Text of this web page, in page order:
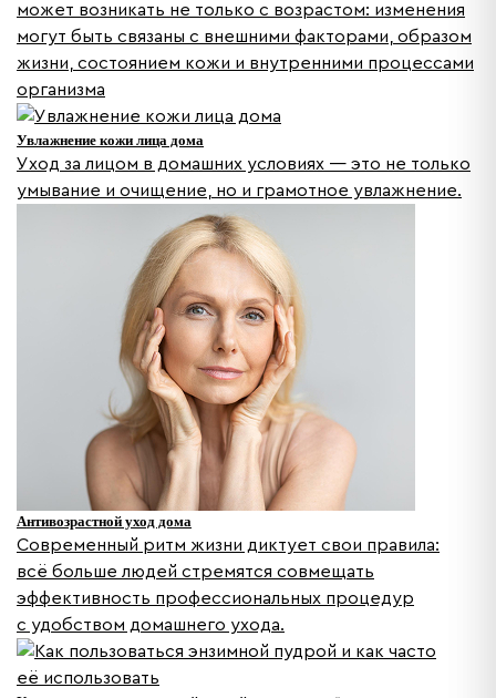
может возникать не только с возрастом: изменения
могут быть связаны с внешними факторами, образом
жизни, состоянием кожи и внутренними процессами
организма
Увлажнение кожи лица дома
Уход за лицом в домашних условиях — это не только
умывание и очищение, но и грамотное увлажнение.
Антивозрастной уход дома
Современный ритм жизни диктует свои правила:
всё больше людей стремятся совмещать
эффективность профессиональных процедур
с удобством домашнего ухода.